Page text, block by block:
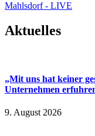
Mahlsdorf - LIVE
Aktuelles
„Mit uns hat keiner
Unternehmen
9. August 2026